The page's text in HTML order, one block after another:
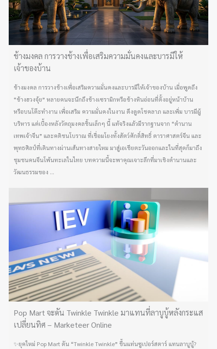
ช้างมงคล การวางช้างเพื่อเสริมความมั่นคงและบารมีให้
เจ้าของบ้าน
ช้างมงคล การวางช้างเพื่อเสริมความมั่นคงและบารมีให้เจ้าของบ้าน เมื่อพูดถึง
“ช้างฮวงจุ้ย” หลายคนจะนึกถึงช้างเซรามิกหรือช้างหินอ่อนที่ตั้งอยู่หน้าบ้าน
หรือบนโต๊ะทำงาน เพื่อเสริม ความมั่นคงในงาน ดึงดูดโชคลาภ และเพิ่ม บารมีผู้
บริหาร แต่เบื้องหลังวัตถุมงคลชิ้นเล็กๆ นี้ แท้จริงแล้วมีรากฐานจาก “ตำนาน
เทพเจ้าจีน” และคติชนโบราณ ที่เชื่อมโยงทั้งสัตว์ศักดิ์สิทธิ์ ดาราศาสตร์จีน และ
พุทธศิลป์ที่เดินทางผ่านเส้นทางสายไหม มาสู่เอเชียตะวันออกและในที่สุดก็มาถึง
ชุมชนคนจีนโพ้นทะเลในไทย บทความนี้จะพาคุณเจาะลึกที่มาเชิงตำนานและ
วัฒนธรรมของ ...
Pop Mart จะดัน Twinkle Twinkle มาแทนที่ลาบูบู้หลังกระแส
เปลี่ยนทิศ – Marketeer Online
✨ยุคใหม่ Pop Mart ดัน “Twinkle Twinkle” ขึ้นแท่นซูเปอร์สตาร์ แทนลาบูบู้?